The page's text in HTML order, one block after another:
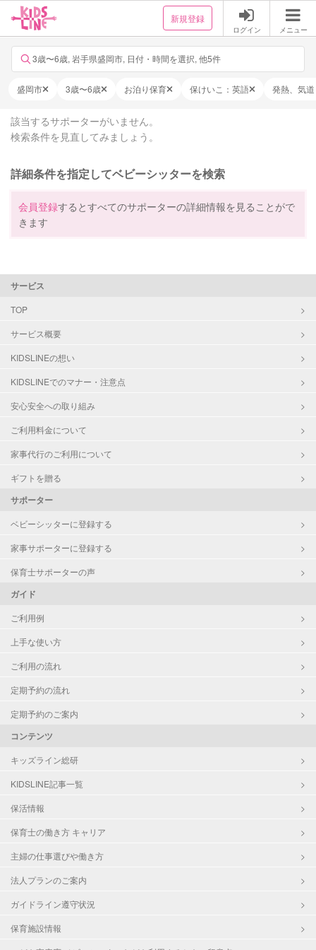
新規登録
ログイン メニュー
3歳〜6歳, 岩手県盛岡市, 日付・時間を選択, 他5件
盛岡市 3歳〜6歳 お泊り保育 保けいこ：英語 発熱、気
該当するサポーターがいません。
検索条件を見直してみましょう。
詳細条件を指定してベビーシッターを検索
会員登録するとすべてのサポーターの詳細情報を見ることがで
きます
サービス
TOP
サービス概要
KIDSLINEの想い
KIDSLINEでのマナー・注意点
安心安全への取り組み
ご利用料金について
家事代行のご利用について
ギフトを贈る
サポーター
ベビーシッターに登録する
家事サポーターに登録する
保育士サポーターの声
ガイド
ご利用例
上手な使い方
ご利用の流れ
定期予約の流れ
定期予約のご案内
コンテンツ
キッズライン総研
KIDSLINE記事一覧
保活情報
保育士の働き方 キャリア
主婦の仕事選びや働き方
法人プランのご案内
ガイドライン遵守状況
保育施設情報